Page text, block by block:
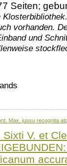
Seiten;
vorhanden.
und
V. et